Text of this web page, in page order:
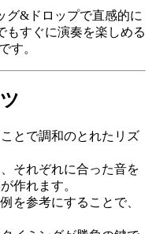
グ&ドロップで直感的に
もすぐに演奏を楽しめる
す。
とで調和のとれたリズ
それぞれに合った音を
作れます。
を参考にすることで、